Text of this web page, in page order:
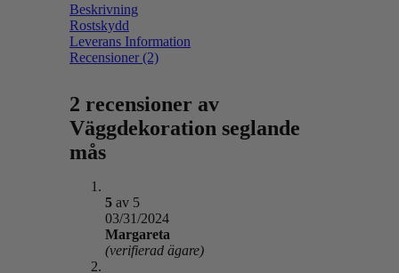
Beskrivning
Rostskydd
Leverans Information
Recensioner (2)
2 recensioner av
Väggdekoration seglande
mås
5 av 5
03/31/2024
Margareta
(verifierad ägare)